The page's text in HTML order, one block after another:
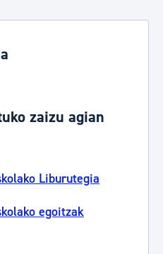
zaizu agian
Liburutegia
egoitzak